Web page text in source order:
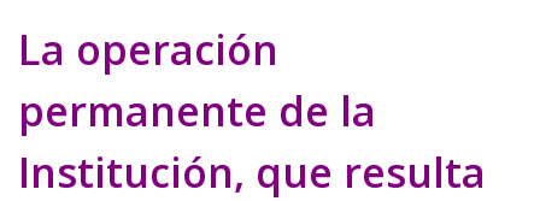
La operación
permanente de la
Institución, que resulta